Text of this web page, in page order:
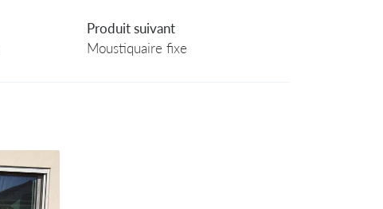
Produit suivant
Moustiquaire fixe